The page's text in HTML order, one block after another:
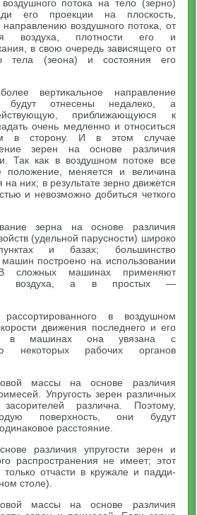
потока на тело (зерно)
его проекции на плоскость,
воздушного потока, от
воздуха, плотности его и
в свою очередь зависящего от
(зеона) и состояния его
вертикальное направление
будут отнесены недалеко, а
приближающуюся к
очень медленно и относиться
в сторону. И в этом случае
зерен на основе различия
Так как в воздушном потоке все
меняется и величина
на них; в результате зерно движется
и невозможно добиться четкого
зерна на основе различия
(удельной парусности) широко
и базах; большинство
машин построено на использовании
сложных машинах применяют
воздуха, а в простых —
в воздушном
движения последнего и его
в машинах она увязана с
некоторых рабочих органов
массы на основе различия
Упругость зерен различных
различна. Поэтому,
поверхность, они будут
расстояние.
различия упругости зерен и
распространения не имеет; этот
только отчасти в кружале и падди-
столе).
массы на основе различия